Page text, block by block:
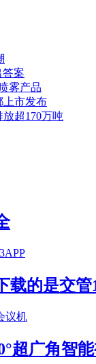
答案
雾产品
上市发布
超170万吨
的是交管
超广角智